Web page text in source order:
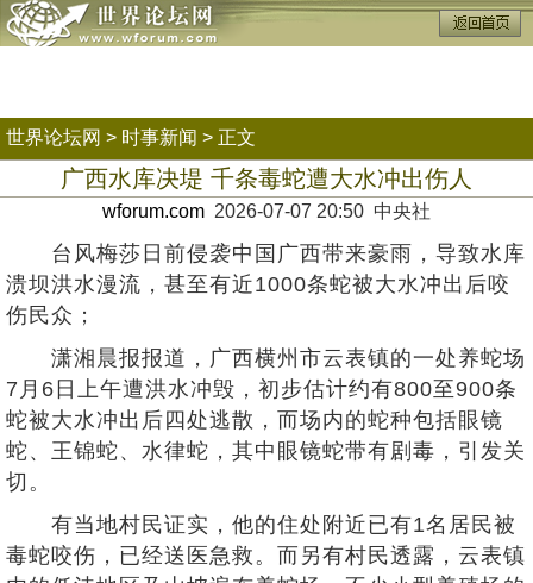
世界论坛网 > 时事新闻 > 正文
广西水库决堤 千条毒蛇遭大水冲出伤人
wforum.com 2026-07-07 20:50 中央社
台风梅莎日前侵袭中国广西带来豪雨，导致水库
溃坝洪水漫流，甚至有近1000条蛇被大水冲出后咬
伤民众；
潇湘晨报报道，广西横州市云表镇的一处养蛇场
7月6日上午遭洪水冲毁，初步估计约有800至900条
蛇被大水冲出后四处逃散，而场内的蛇种包括眼镜
蛇、王锦蛇、水律蛇，其中眼镜蛇带有剧毒，引发关
切。
有当地村民证实，他的住处附近已有1名居民被
毒蛇咬伤，已经送医急救。而另有村民透露，云表镇